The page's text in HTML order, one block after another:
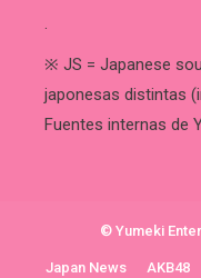
.
※ JS = Japanese
japonesas distintas
Fuentes internas de
© Yumeki
Japan News AKB48